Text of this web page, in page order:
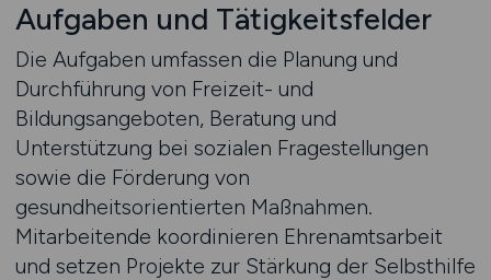
Aufgaben und Tätigkeitsfelder
Die Aufgaben umfassen die Planung und
Durchführung von Freizeit- und
Bildungsangeboten, Beratung und
Unterstützung bei sozialen Fragestellungen
sowie die Förderung von
gesundheitsorientierten Maßnahmen.
Mitarbeitende koordinieren Ehrenamtsarbeit
und setzen Projekte zur Stärkung der Selbsthilfe